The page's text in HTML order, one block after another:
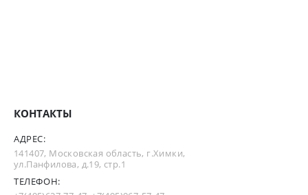
КОНТАКТЫ
АДРЕС:
141407, Московская область, г.Химки,
ул.Панфилова, д.19, стр.1
ТЕЛЕФОН: